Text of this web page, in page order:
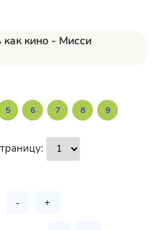
кино - Мисси
5 6 7 8 9
- +